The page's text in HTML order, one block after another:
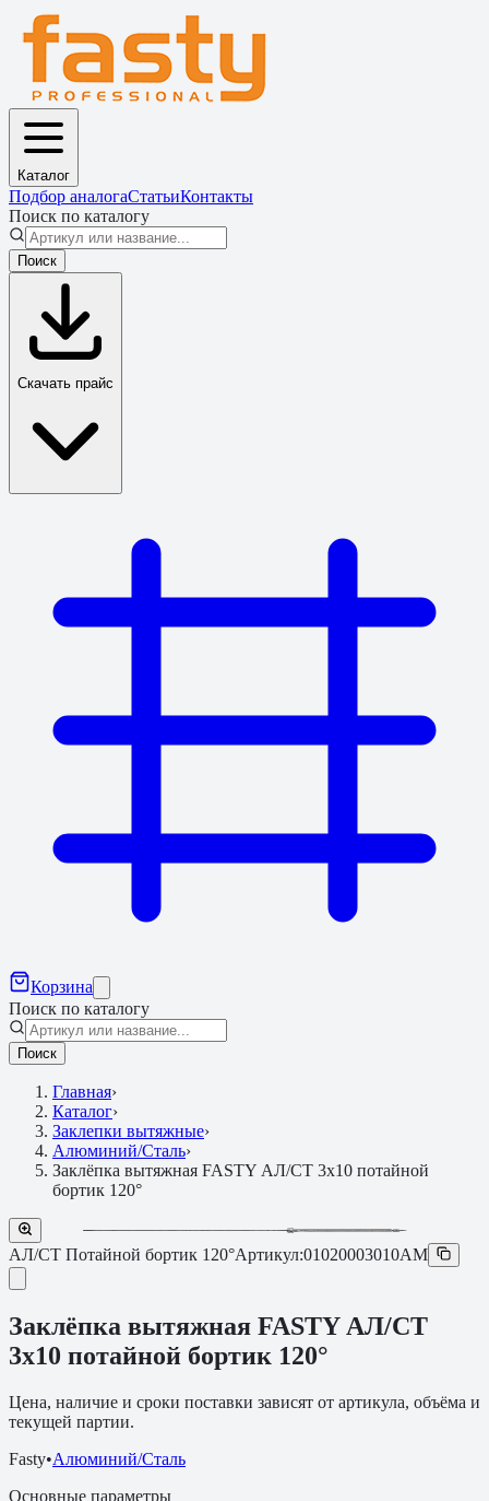
Каталог
Подбор аналогаСтатьиКонтакты
Поиск по каталогу
Поиск
Скачать прайс
Корзина
Поиск по каталогу
Поиск
Главная›
Каталог›
Заклепки вытяжные›
Алюминий/Сталь›
Заклёпка вытяжная FASTY АЛ/СТ 3х10 потайной
бортик 120°
АЛ/СТ Потайной бортик 120°Артикул:01020003010AM
Заклёпка вытяжная FASTY АЛ/СТ
3х10 потайной бортик 120°
Цена, наличие и сроки поставки зависят от артикула, объёма и
текущей партии.
Fasty•Алюминий/Сталь
Основные параметры